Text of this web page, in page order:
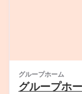
グループホーム
グループホ